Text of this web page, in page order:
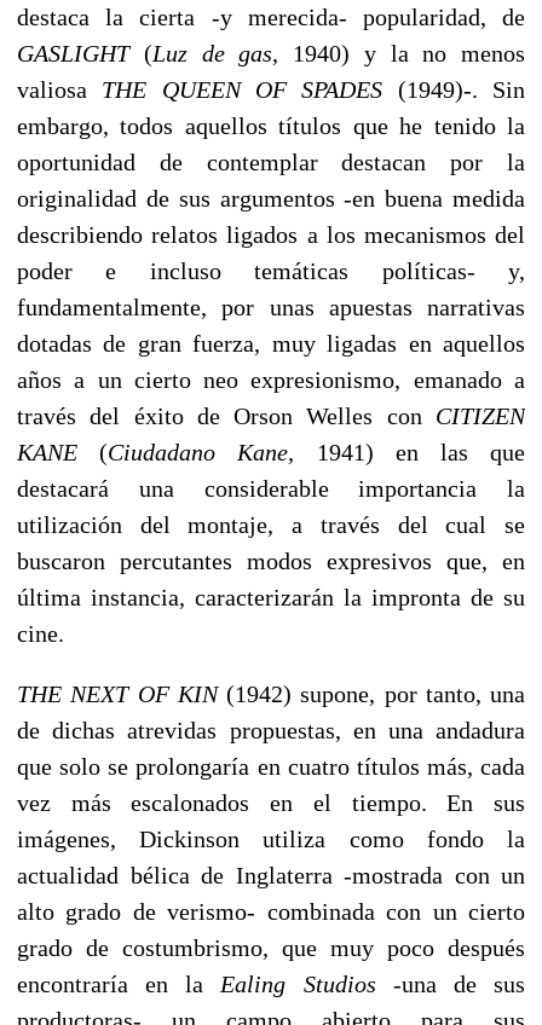
destaca la cierta -y merecida- popularidad, de
GASLIGHT(Luz de gas, 1940) y la no menos
valiosa THE QUEEN OF SPADES (1949)-. Sin
embargo, todos aquellos títulos que he tenido la
oportunidad de contemplar destacan por la
originalidad de sus argumentos -en buena medida
describiendo relatos ligados a los mecanismos del
poder e incluso temáticas políticas- y,
fundamentalmente, por unas apuestas narrativas
dotadas de gran fuerza, muy ligadas en aquellos
años a un cierto neo expresionismo, emanado a
través del éxito de Orson Welles con CITIZEN
KANE (Ciudadano Kane, 1941) en las que
destacará una considerable importancia la
utilización del montaje, a través del cual se
buscaron percutantes modos expresivos que, en
última instancia, caracterizarán la impronta de su
cine.
THE NEXT OF KIN(1942) supone, por tanto, una
de dichas atrevidas propuestas, en una andadura
que solo se prolongaría en cuatro títulos más, cada
vez más escalonados en el tiempo. En sus
imágenes, Dickinson utiliza como fondo la
actualidad bélica de Inglaterra -mostrada con un
alto grado de verismo- combinada con un cierto
grado de costumbrismo, que muy poco después
encontraría en la Ealing Studios -una de sus
productoras- un campo abierto para sus